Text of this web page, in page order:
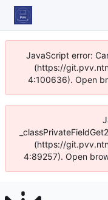
JavaScript error:
(https://
4:100636). Open
(https://
4:89257). Open